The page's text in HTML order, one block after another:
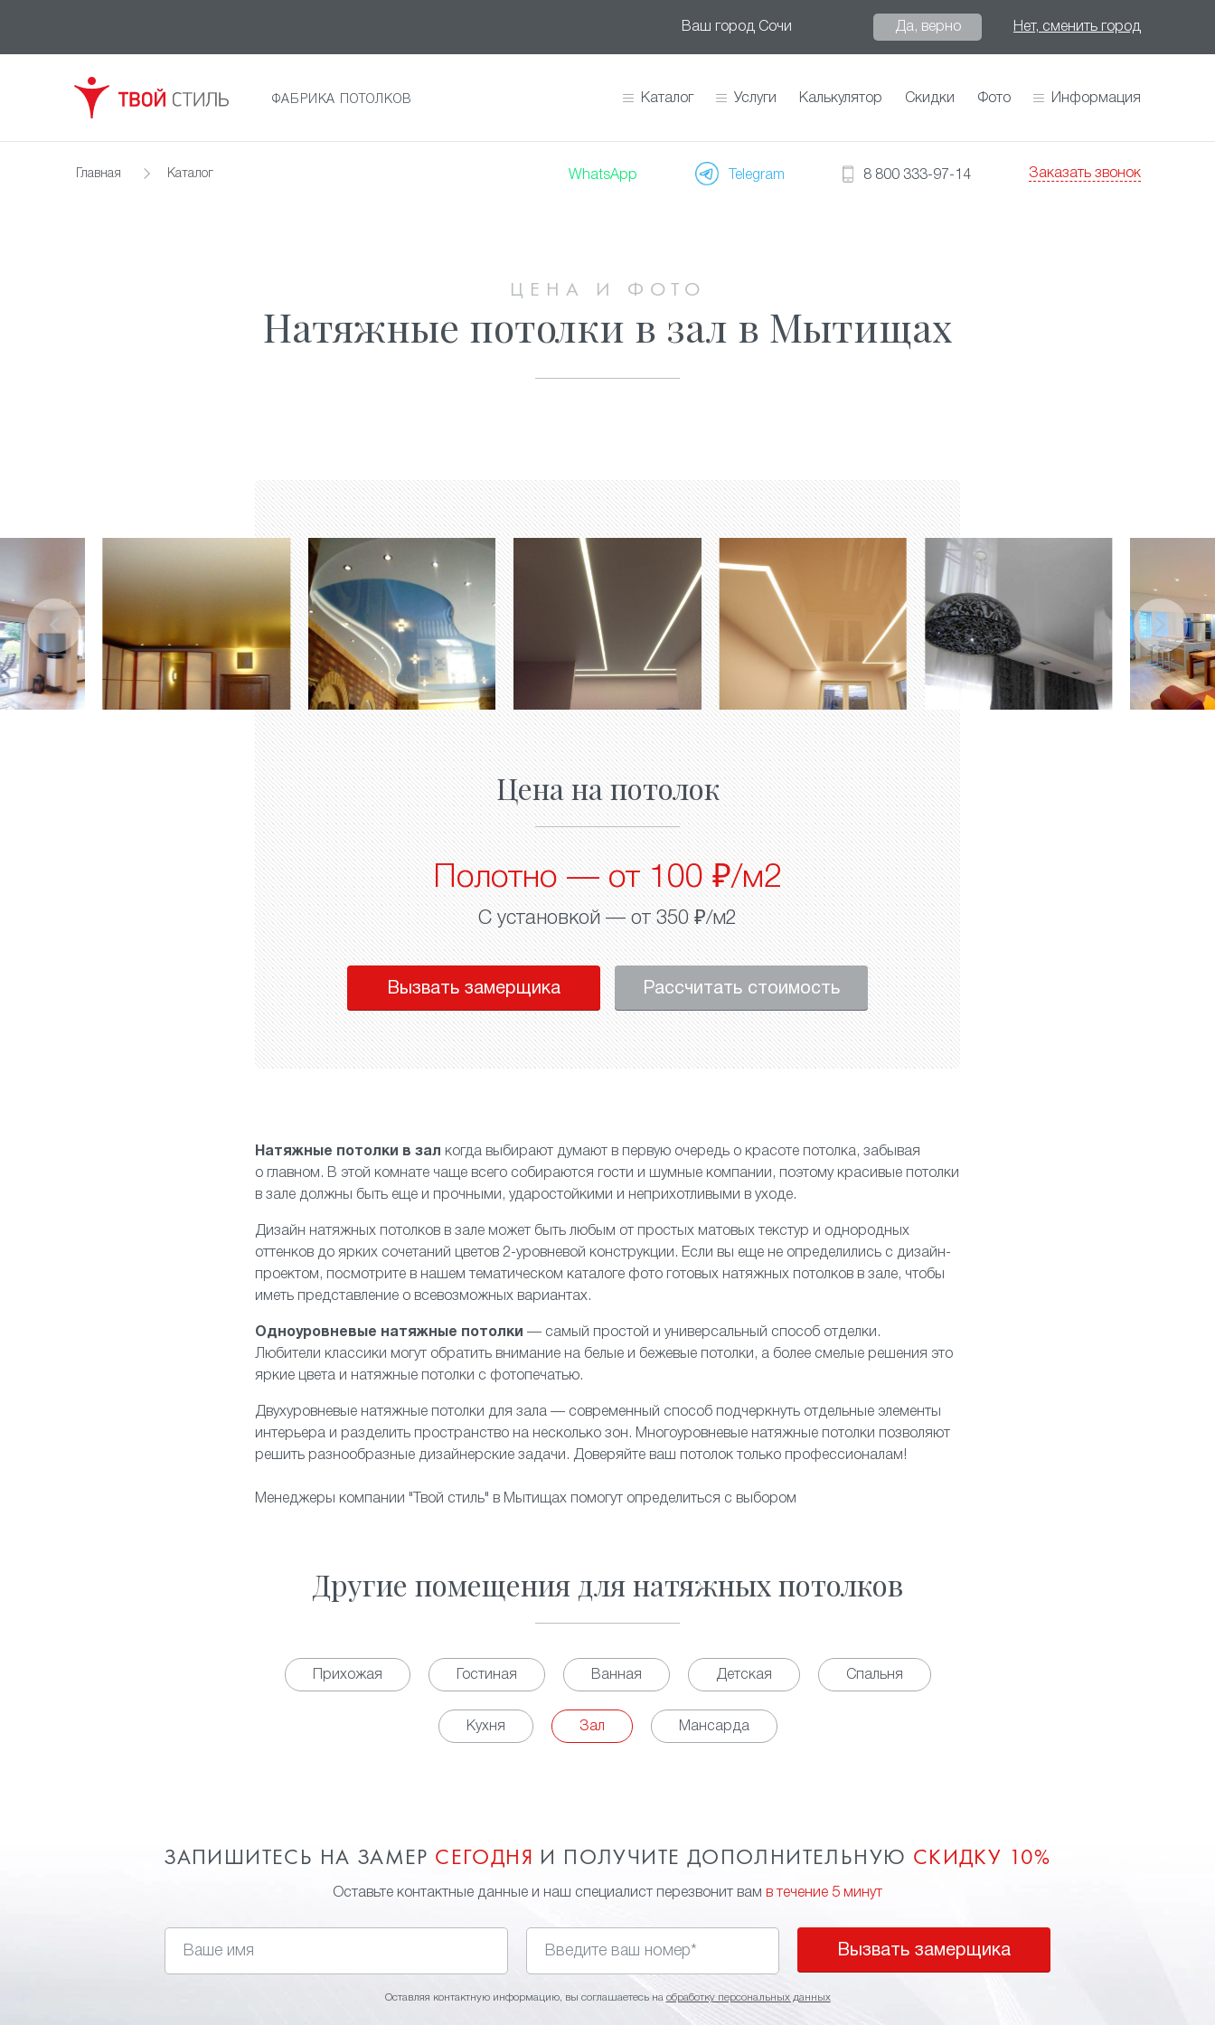
Ваш город Сочи Да, верно Нет, сменить город
ФАБРИКА ПОТОЛКОВ Каталог Услуги Калькулятор Скидки Фото Информация
Главная Каталог WhatsApp Telegram 8 800 333-97-14 Заказать звонок
ЦЕНА И ФОТО
Натяжные потолки в зал в Мытищах
Цена на потолок
Полотно — от 100 ₽/м2
С установкой — от 350 ₽/м2
Вызвать замерщика Рассчитать стоимость
Натяжные потолки в зал
когда выбирают думают в первую очередь о красоте потолка, забывая
о главном. В этой комнате чаще всего собираются гости и шумные компании, поэтому красивые потолки
в зале должны быть еще и прочными, ударостойкими и неприхотливыми в уходе.
Дизайн натяжных потолков в зале может быть любым от простых матовых текстур и однородных
оттенков до ярких сочетаний цветов 2-уровневой конструкции. Если вы еще не определились с дизайн-
проектом, посмотрите в нашем тематическом каталоге фото готовых натяжных потолков в зале, чтобы
иметь представление о всевозможных вариантах.
Одноуровневые натяжные потолки — самый простой и универсальный способ отделки.
Любители классики могут обратить внимание на белые и бежевые потолки, а более смелые решения это
яркие цвета и натяжные потолки с фотопечатью.
Двухуровневые натяжные потолки для зала — современный способ подчеркнуть отдельные элементы
интерьера и разделить пространство на несколько зон. Многоуровневые натяжные потолки позволяют
решить разнообразные дизайнерские задачи. Доверяйте ваш потолок только профессионалам!
Менеджеры компании "Твой стиль" в Мытищах помогут определиться с выбором
Другие помещения для натяжных потолков
Прихожая Гостиная Ванная Детская Спальня
Кухня Зал Мансарда
ЗАПИШИТЕСЬ НА ЗАМЕР СЕГОДНЯ И ПОЛУЧИТЕ ДОПОЛНИТЕЛЬНУЮ СКИДКУ 10%
Оставьте контактные данные и наш специалист перезвонит вам в течение 5 минут
Вызвать замерщика
Оставляя контактную информацию, вы соглашаетесь на обработку персональных данных